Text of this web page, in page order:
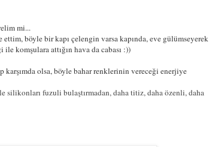
mi...
böyle bir kapı çelengin varsa kapında, eve gülümseyerek
komşulara attığın hava da cabası :))
karşımda olsa, böyle bahar renklerinin vereceği enerjiye
silikonları fuzuli bulaştırmadan, daha titiz, daha özenli, daha